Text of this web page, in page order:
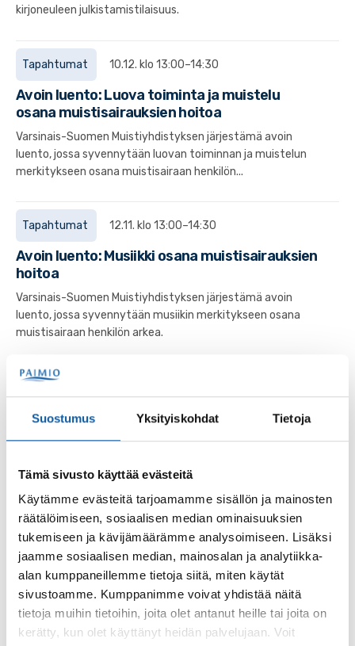
Suostumus Yksityiskohdat Tietoja
Tämä sivusto käyttää evästeitä
Käytämme evästeitä tarjoamamme sisällön ja mainosten
räätälöimiseen, sosiaalisen median ominaisuuksien
tukemiseen ja kävijämäärämme analysoimiseen. Lisäksi
jaamme sosiaalisen median, mainosalan ja analytiikka-
alan kumppaneillemme tietoja siitä, miten käytät
sivustoamme. Kumppanimme voivat yhdistää näitä
tietoja muihin tietoihin, joita olet antanut heille tai joita on
kerätty, kun olet käyttänyt heidän palvelujaan. Voit
kirjoneuleen julkistamistilaisuus.
Tapahtumat 10.12. klo 13:00–14:30
Avoin luento: Luova toiminta ja muistelu
osana muistisairauksien hoitoa
Varsinais-Suomen Muistiyhdistyksen järjestämä avoin
luento, jossa syvennytään luovan toiminnan ja muistelun
merkitykseen osana muistisairaan henkilön...
Tapahtumat 12.11. klo 13:00–14:30
Avoin luento: Musiikki osana muistisairauksien
hoitoa
Varsinais-Suomen Muistiyhdistyksen järjestämä avoin
luento, jossa syvennytään musiikin merkitykseen osana
muistisairaan henkilön arkea.
Avoin luento: Luonto ja liikunta osana
luento, jossa syvennytään luonnon ja liikunnan
merkitykseen osana muistisairaan henkilön arkea.
Tapahtumat 10.9. klo 13:00–15:00
Avoin luento: Arjen ja ympäristön turvallisuus
osana muistisairaan hoitoa
Varsinais-Suomen Muistiyhdistyksen avoin luentotilaisuus,
jossa syvennytään arjen ja ympäristön turvallisuuden